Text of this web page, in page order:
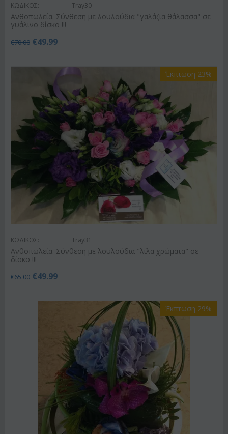
ΚΩΔΙΚΟΣ: Tray30
Ανθοπωλεία. Σύνθεση με λουλούδια "γαλάζια θάλασσα" σε
γυάλινο δίσκο !!!
€70.00 €49.99
Έκπτωση 23%
ΚΩΔΙΚΟΣ: Tray31
Ανθοπωλεία. Σύνθεση με λουλούδια "λιλα χρώματα" σε
δίσκο !!!
€65.00 €49.99
Έκπτωση 29%